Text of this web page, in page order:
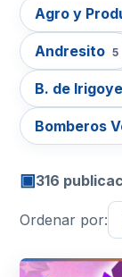
Agro y
Andresito 5
B. de
Bomberos
▣316
Ordenar por: